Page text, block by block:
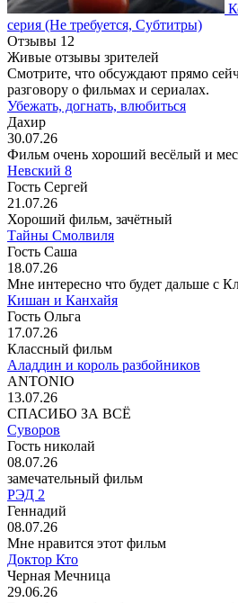
серия (Не требуется, Субтитры)
Отзывы 12
Живые отзывы зрителей
Смотрите, что обсуждают прямо
разговору о фильмах и сериалах.
Убежать, догнать, влюбиться
Дахир
30.07.26
Фильм очень хороший весёлый и
Невский 8
Гость Сергей
21.07.26
Хороший фильм, зачётный
Тайны Смолвиля
Гость Саша
18.07.26
Мне интересно что будет дальше с
Кишан и Канхайя
Гость Ольга
17.07.26
Классный фильм
Аладдин и король разбойников
ANTONIO
13.07.26
СПАСИБО ЗА ВСЁ
Суворов
Гость николай
08.07.26
замечательный фильм
РЭД 2
Геннадий
08.07.26
Мне нравится этот фильм
Доктор Кто
Черная Мечница
29.06.26